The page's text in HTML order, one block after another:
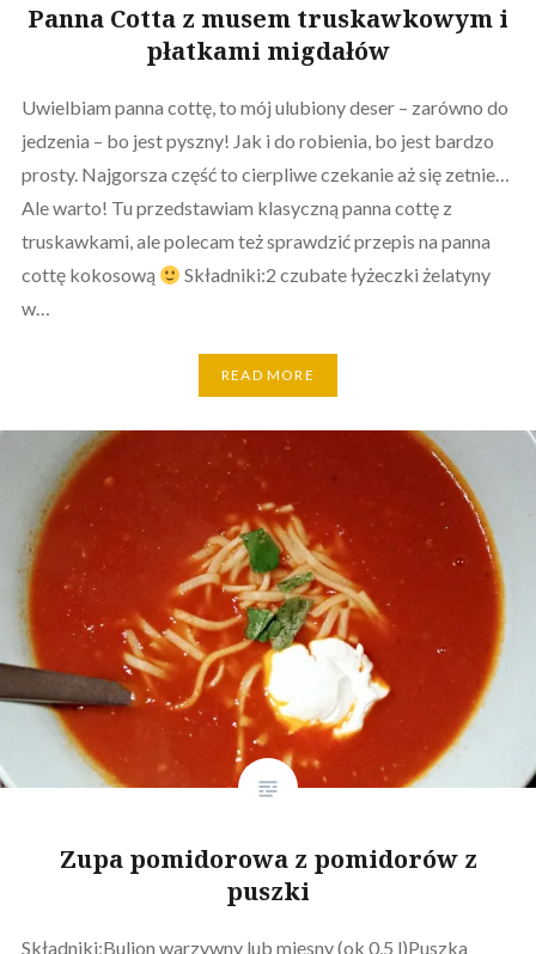
Panna Cotta z musem truskawkowym i
płatkami migdałów
Uwielbiam panna cottę, to mój ulubiony deser – zarówno do
jedzenia – bo jest pyszny! Jak i do robienia, bo jest bardzo
prosty. Najgorsza część to cierpliwe czekanie aż się zetnie…
Ale warto! Tu przedstawiam klasyczną panna cottę z
truskawkami, ale polecam też sprawdzić przepis na panna
cottę kokosową
Składniki:2 czubate łyżeczki żelatyny
w…
READ MORE
Zupa pomidorowa z pomidorów z
puszki
Składniki:Bulion warzywny lub mięsny (ok 0,5 l)Puszka